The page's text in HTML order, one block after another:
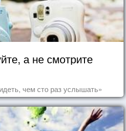
а не смотрите
чем сто раз услышать»